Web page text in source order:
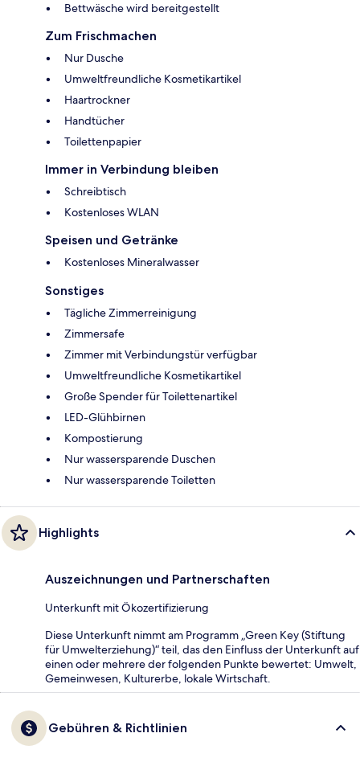
Bettwäsche wird bereitgestellt
Zum Frischmachen
Nur Dusche
Umweltfreundliche Kosmetikartikel
Haartrockner
Handtücher
Toilettenpapier
Immer in Verbindung bleiben
Schreibtisch
Kostenloses WLAN
Speisen und Getränke
Kostenloses Mineralwasser
Sonstiges
Tägliche Zimmerreinigung
Zimmersafe
Zimmer mit Verbindungstür verfügbar
Umweltfreundliche Kosmetikartikel
Große Spender für Toilettenartikel
LED-Glühbirnen
Kompostierung
Nur wassersparende Duschen
Nur wassersparende Toiletten
Highlights
Auszeichnungen und Partnerschaften
Unterkunft mit Ökozertifizierung
Diese Unterkunft nimmt am Programm „Green Key (Stiftung
für Umwelterziehung)“ teil, das den Einfluss der Unterkunft auf
einen oder mehrere der folgenden Punkte bewertet: Umwelt,
Gemeinwesen, Kulturerbe, lokale Wirtschaft.
Gebühren & Richtlinien